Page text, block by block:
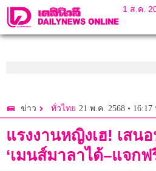
1 ส.ค.
ข่าว ทั่วไทย 21 พ.ค. 2568 • 16:17
แรงงานหญิงเฮ! เสน
‘เมนส์มาลาได้–แจกฟ